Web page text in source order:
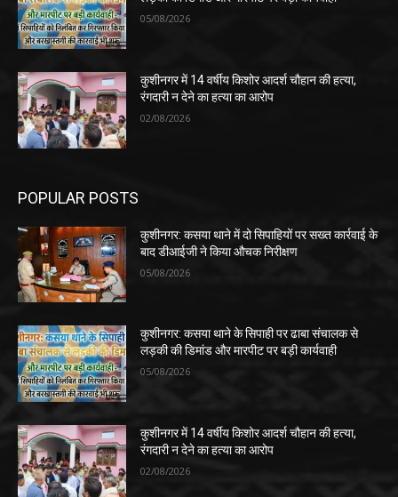
05/08/2026
कुशीनगर में 14 वर्षीय किशोर आदर्श चौहान की हत्या,
रंगदारी न देने का हत्या का आरोप
02/08/2026
POPULAR POSTS
कुशीनगर: कसया थाने में दो सिपाहियों पर सख्त कार्रवाई के
बाद डीआईजी ने किया औचक निरीक्षण
05/08/2026
कुशीनगर: कसया थाने के सिपाही पर ढाबा संचालक से
लड़की की डिमांड और मारपीट पर बड़ी कार्यवाही
05/08/2026
कुशीनगर में 14 वर्षीय किशोर आदर्श चौहान की हत्या,
रंगदारी न देने का हत्या का आरोप
02/08/2026